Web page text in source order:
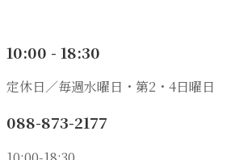
10:00 - 18:30
定休日／毎週水曜日・第2・4日曜日
088-873-2177